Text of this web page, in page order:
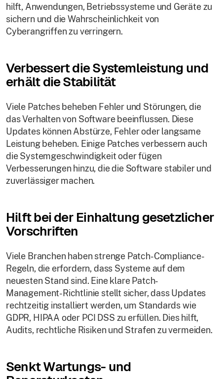
hilft, Anwendungen, Betriebssysteme und Geräte zu
sichern und die Wahrscheinlichkeit von
Cyberangriffen zu verringern.
Verbessert die Systemleistung und
erhält die Stabilität
Viele Patches beheben Fehler und Störungen, die
das Verhalten von Software beeinflussen. Diese
Updates können Abstürze, Fehler oder langsame
Leistung beheben. Einige Patches verbessern auch
die Systemgeschwindigkeit oder fügen
Verbesserungen hinzu, die die Software stabiler und
zuverlässiger machen.
Hilft bei der Einhaltung gesetzlicher
Vorschriften
Viele Branchen haben strenge Patch-Compliance-
Regeln, die erfordern, dass Systeme auf dem
neuesten Stand sind. Eine klare Patch-
Management-Richtlinie stellt sicher, dass Updates
rechtzeitig installiert werden, um Standards wie
GDPR, HIPAA oder PCI DSS zu erfüllen. Dies hilft,
Audits, rechtliche Risiken und Strafen zu vermeiden.
Senkt Wartungs- und